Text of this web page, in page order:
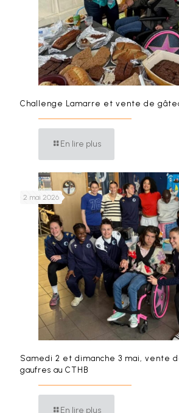
Challenge Lamarre et vente de
En lire plus
2 mai 2026
Samedi 2 et dimanche 3 mai, vente
gaufres au CTHB
En lire plus